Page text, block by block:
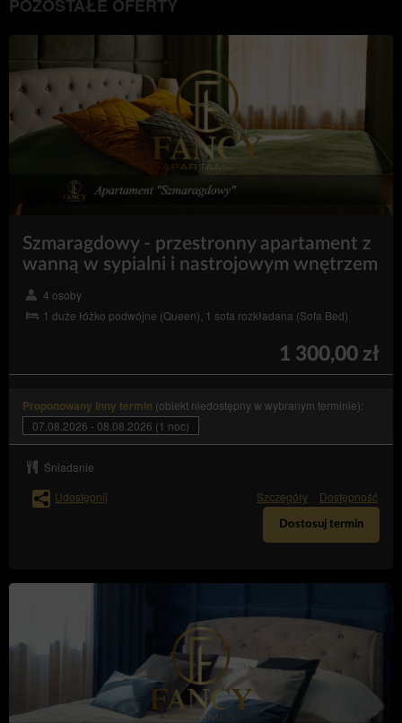
technologii, wyrażonych przez odpowiednie
Prawem telekomunikacyjnym lub w związku
przetwarzane do czasu zakończenia korzystania przez
Gościa/Użytkownika z Serwisu.
Administrator zobowiązuje się podjąć wszelkie środki
wymagane na mocy art. 32 RODO, tj, uwzględniając
stan wiedzy technicznej, koszt wdrażania oraz
charakter, zakres i cele przetwarzania oraz ryzyko
naruszenia praw lub wolności osób fizycznych o
różnym prawdopodobieństwie wystąpienia i wadze,
Administrator wdraża odpowiednie środki techniczne i
Działania marketingowe administratora
informacje marketingowe o swoich produktach lub
usługach. Wyświetlanie tych treści jest dokonywane przez
zgodnie z prawnie uzasadnionym interesem Administratora
danych polegającym na publikacji treści związanych ze
świadczonymi usługami oraz treści promocyjnych akcji, w
Jednocześnie działanie to nie narusza praw i wolności
Gości/Użytkowników, Goście/Użytkownicy spodziewają się
otrzymywania treści podobnej zawartości, a nawet tego
stronie/stronach Serwisu.
Odbiorcy danych Użytkowników
Administrator danych ujawnia dane osobowe Użytkowników
wyłącznie podmiotom przetwarzającym na mocy zawartych
umów powierzenia przetwarzania danych osobowych w
Przesyłanie danych osobowych do państw trzecich
Dane osobowe nie będą przetwarzane w państwach
Prawa osób, których dane dotyczą
Każda osoba, której dane dotyczą, ma prawo:
POZOSTAŁE OFERTY
Szmaragdowy - przestronny apartament z
wanną w sypialni i nastrojowym wnętrzem
4 osoby
1 duże łóżko podwójne (Queen), 1 sofa rozkładana (Sofa Bed)
1 300,00 zł
Proponowany inny termin (obiekt niedostępny w wybranym terminie):
07.08.2026 - 08.08.2026 (1 noc)
Śniadanie
Udostępnij
Szczegóły Dostępność
Dostosuj termin